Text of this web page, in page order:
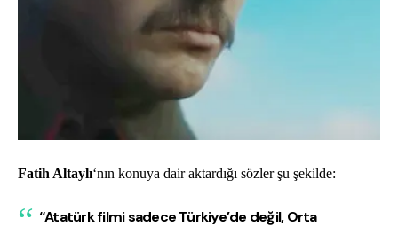
Fatih Altaylı‘nın konuya dair aktardığı sözler şu şekilde:
“Atatürk filmi sadece Türkiye’de değil, Orta